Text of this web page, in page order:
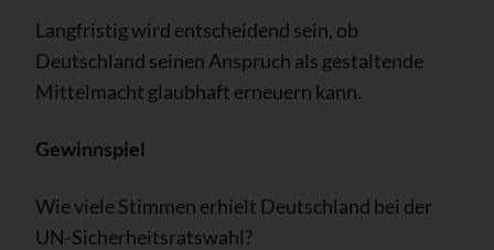
Langfristig wird entscheidend sein, ob
Deutschland seinen Anspruch als gestaltende
Mittelmacht glaubhaft erneuern kann.
Gewinnspiel
Wie viele Stimmen erhielt Deutschland bei der
UN-Sicherheitsratswahl?